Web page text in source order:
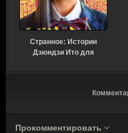
Странное: Истории
Дзюндзи Ито для
сезон 6 серия [Смотреть
Прокомментировать